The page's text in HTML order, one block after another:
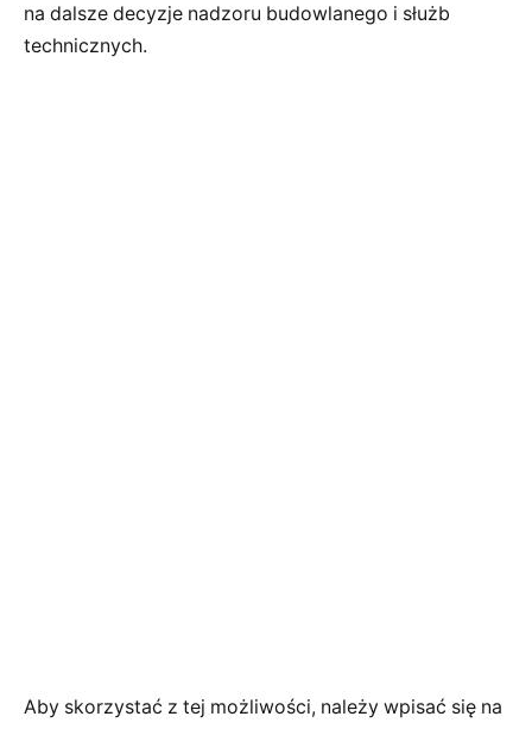
na dalsze decyzje nadzoru budowlanego i służb
technicznych.
Aby skorzystać z tej możliwości, należy wpisać się na